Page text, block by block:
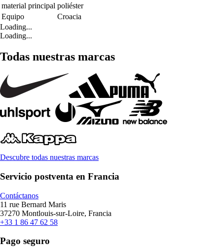
material principal poliéster
Equipo
Croacia
Loading...
Loading...
Todas nuestras marcas
Descubre todas nuestras marcas
Servicio postventa en Francia
Contáctanos
11 rue Bernard Maris
37270 Montlouis-sur-Loire, Francia
+33 1 86 47 62 58
Pago seguro